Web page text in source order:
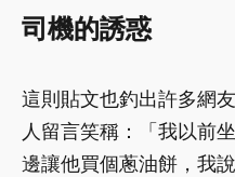
司機的誘惑
這則貼文也釣出許多網
人留言笑稱：「我以前
邊讓他買個蔥油餅，我